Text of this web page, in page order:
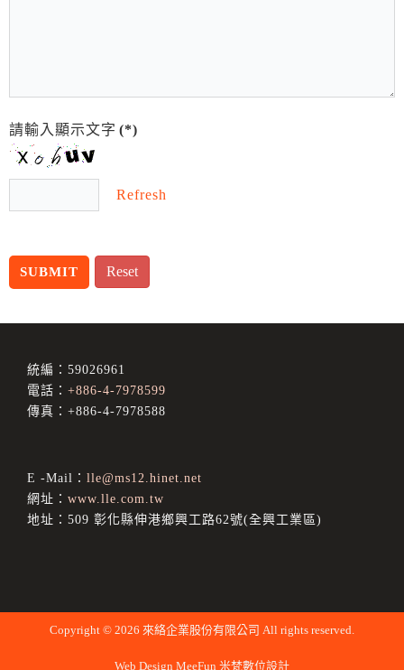
請輸入顯示文字 (*)
Refresh
統編：59026961
電話： +886-4-7978599
傳真：+886-4-7978588
E -Mail： lle@ms12.hinet.net
網址： www.lle.com.tw
地址：509 彰化縣伸港鄉興工路62號(全興工業區)
Copyright © 2026 來絡企業股份有限公司 All rights reserved.
Web Design MeeFun 米梵數位設計